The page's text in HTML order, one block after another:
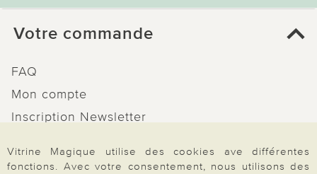
Votre commande
FAQ
Mon compte
Inscription Newsletter
Données personnelles
Vitrine Magique utilise des cookies ave différentes
fonctions. Avec votre consentement, nous utilisons des